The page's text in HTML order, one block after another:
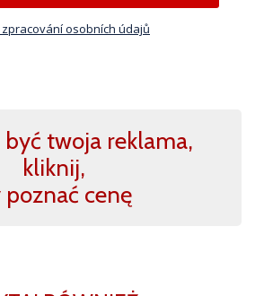
osobních údajů
być twoja reklama,
kliknij,
poznać cenę